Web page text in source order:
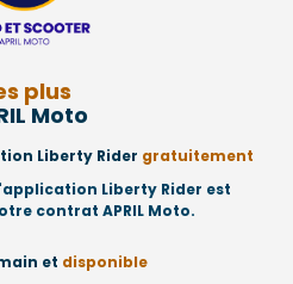
plus
Moto
Liberty Rider gratuitement
Liberty Rider est
contrat APRIL Moto.
et disponible